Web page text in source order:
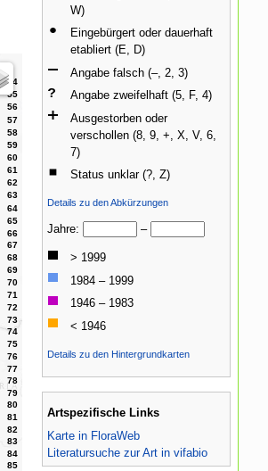
W)
Eingebürgert oder dauerhaft
etabliert (E, D)
Angabe falsch (–, 2, 3)
Angabe zweifelhaft (5, F, 4)
Ausgestorben oder
verschollen (8, 9, +, X, V, 6,
7)
Status unklar (?, Z)
Details zu den Abkürzungen
Jahre: –
> 1999
1984 – 1999
1946 – 1983
< 1946
Details zu den Hintergrundkarten
Artspezifische Links
Karte in FloraWeb
Literatursuche zur Art in vifabio